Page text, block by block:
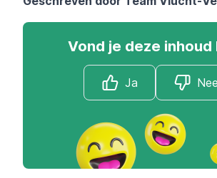
Vond je deze inhoud
Ja Nee